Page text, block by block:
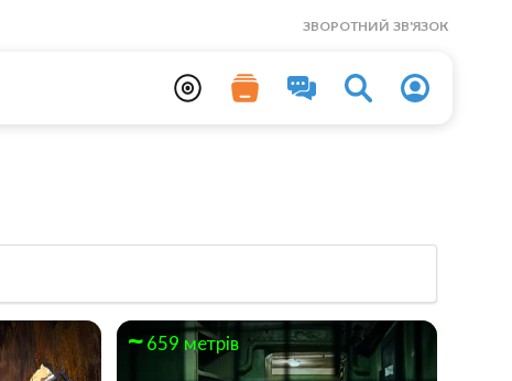
ЗВОРОТНИЙ ЗВ'ЯЗОК
659 метрів